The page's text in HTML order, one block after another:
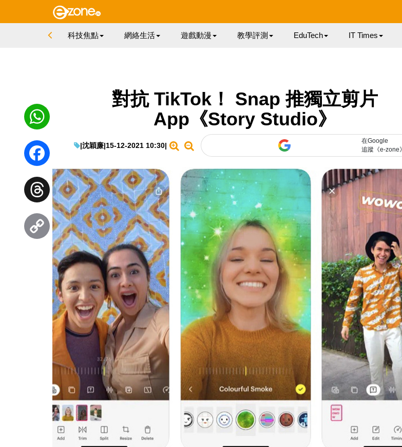
科技焦點 網絡生活 遊戲動漫 教學評測 EduTech IT Times
對抗 TikTok！ Snap 推獨立剪片
App《Story Studio》
|沈穎廉|15-12-2021 10:30|
在Google
追蹤《e-zone》
WhatsApp
Facebook
Threads
Copy
Link